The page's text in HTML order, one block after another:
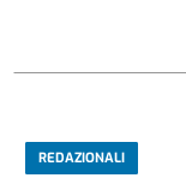
REDAZIONALI